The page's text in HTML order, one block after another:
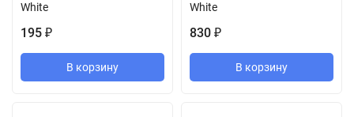
White
195 ₽
В корзину
White
830 ₽
В корзину